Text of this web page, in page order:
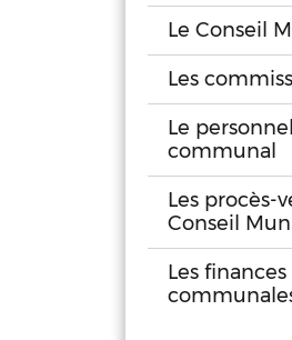
Le Conseil
Les
Le personnel
communal
Les procès-
Conseil
Les finances